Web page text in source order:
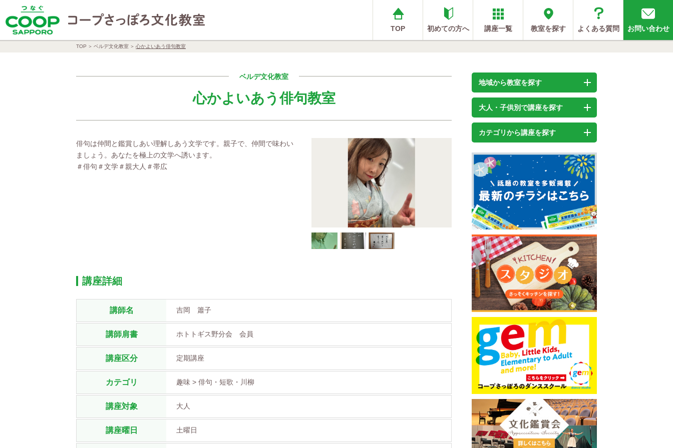
TOP 初めての方へ 講座一覧 教室を探す よくある質問 お問い合わせ
TOP ベルデ文化教室 心かよいあう俳句教室
ベルデ文化教室
心かよいあう俳句教室
俳句は仲間と鑑賞しあい理解しあう文学です。親子で、仲間で味わい
ましょう。あなたを極上の文学へ誘います。
＃俳句＃文学＃親大人＃帯広
講座詳細
講師名 吉岡 簫子
講師肩書 ホトトギス野分会 会員
講座区分 定期講座
カテゴリ 趣味 > 俳句・短歌・川柳
講座対象 大人
講座曜日 土曜日
地域から教室を探す
大人・子供別で講座を探す
カテゴリから講座を探す